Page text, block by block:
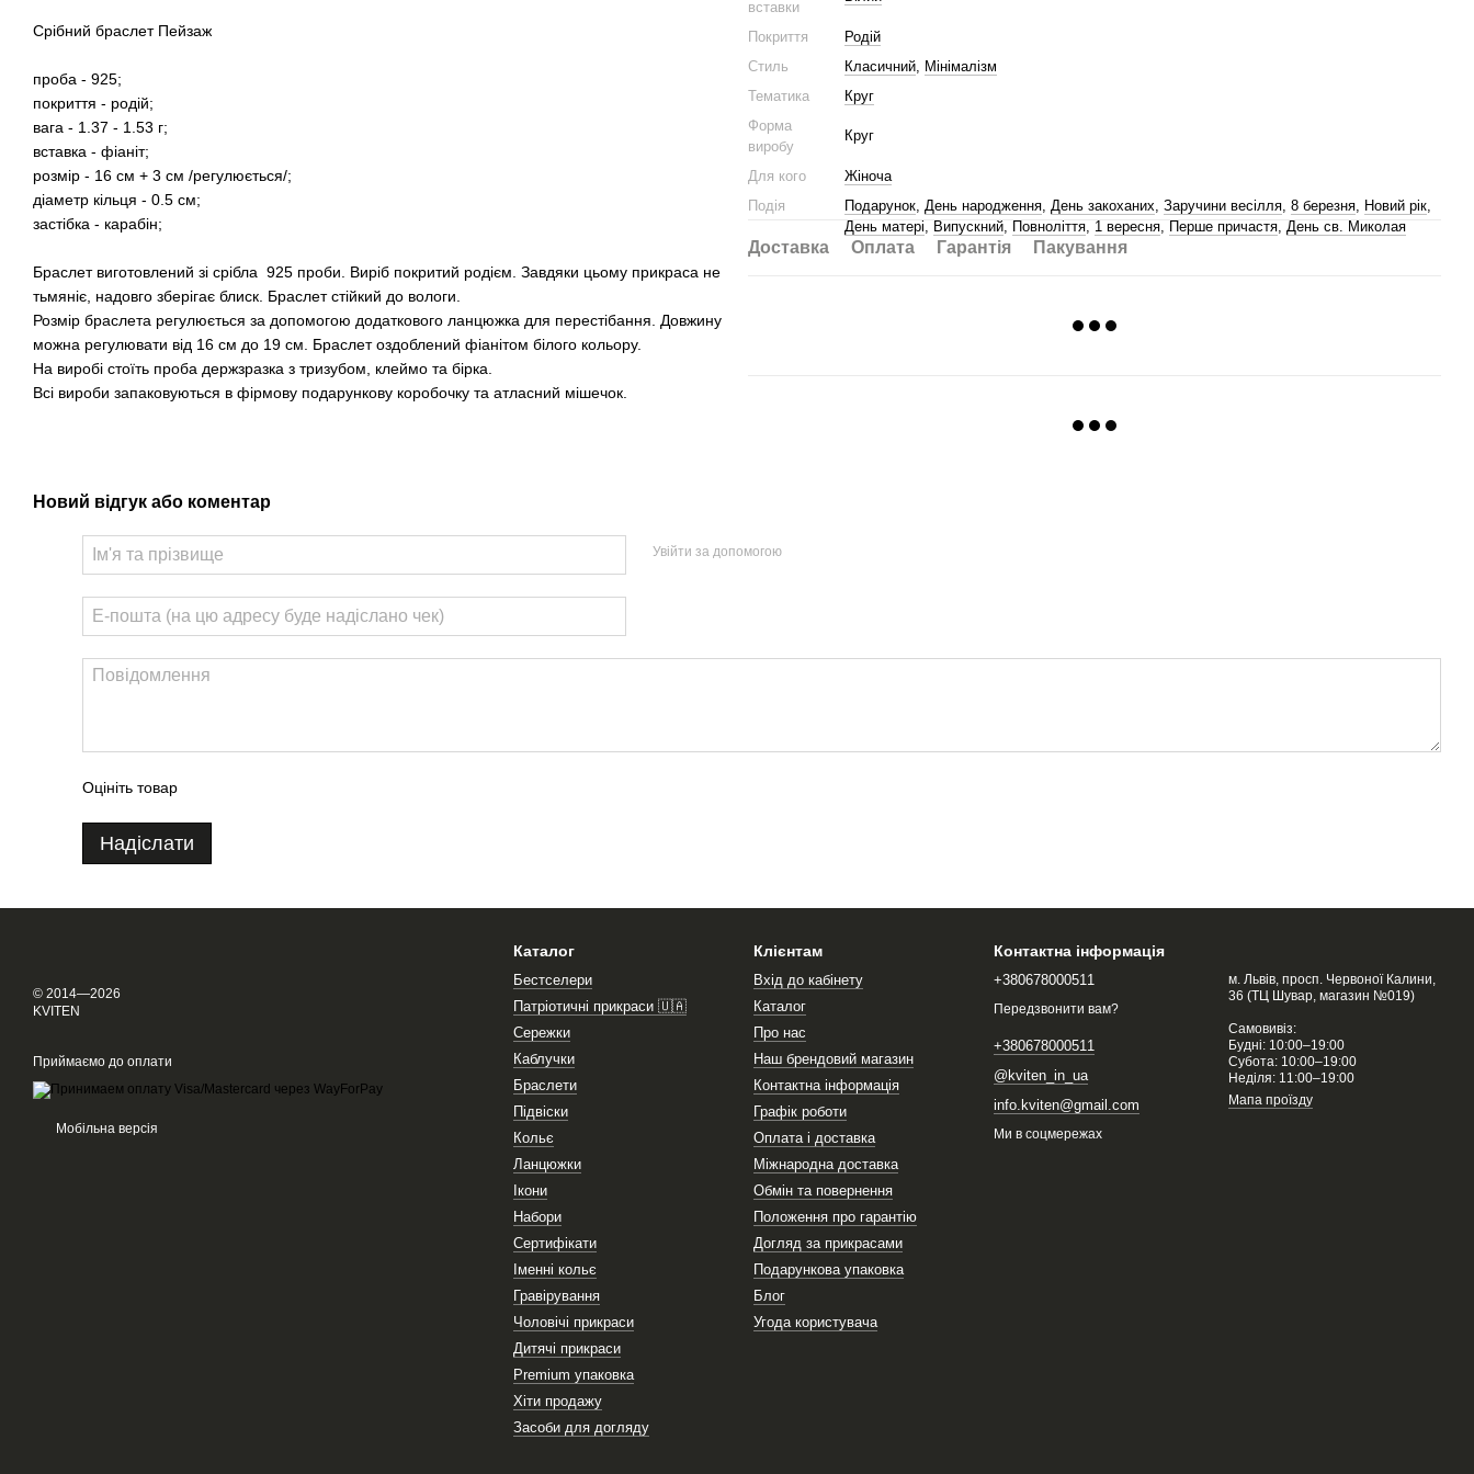
Срібний браслет Пейзаж
проба - 925;
покриття - родій;
вага - 1.37 - 1.53 г;
вставка - фіаніт;
розмір - 16 см + 3 см /регулюється/;
діаметр кільця - 0.5 см;
застібка - карабін;
Браслет виготовлений зі срібла 925 проби. Виріб покритий родієм. Завдяки цьому прикраса не
тьмяніє, надовго зберігає блиск. Браслет стійкий до вологи.
Розмір браслета регулюється за допомогою додаткового ланцюжка для перестібання. Довжину
можна регулювати від 16 см до 19 см. Браслет оздоблений фіанітом білого кольору.
На виробі стоїть проба держзразка з тризубом, клеймо та бірка.
Всі вироби запаковуються в фірмову подарункову коробочку та атласний мішечок.
вставки
Покриття
Родій
Стиль
Класичний, Мінімалізм
Тематика
Круг
Форма
виробу
Круг
Для кого
Жіноча
Подія
Подарунок, День народження, День закоханих, Заручини весілля, 8 березня, Новий рік,
День матері, Випускний, Повноліття, 1 вересня, Перше причастя, День св. Миколая
Доставка Оплата Гарантія Пакування
Новий відгук або коментар
Увійти за допомогою
Оцініть товар
Надіслати
© 2014—2026
KVITEN
Приймаємо до оплати
Мобільна версія
Каталог
Бестселери
Патріотичні прикраси 🇺🇦
Сережки
Каблучки
Браслети
Підвіски
Кольє
Ланцюжки
Ікони
Набори
Сертифікати
Іменні кольє
Гравірування
Чоловічі прикраси
Дитячі прикраси
Premium упаковка
Хіти продажу
Засоби для догляду
Клієнтам
Вхід до кабінету
Каталог
Про нас
Наш брендовий магазин
Контактна інформація
Графік роботи
Оплата і доставка
Міжнародна доставка
Обмін та повернення
Положення про гарантію
Догляд за прикрасами
Подарункова упаковка
Блог
Угода користувача
Контактна інформація
+380678000511
Передзвонити вам?
+380678000511
@kviten_in_ua
info.kviten@gmail.com
м. Львів, просп. Червоної Калини,
36 (ТЦ Шувар, магазин №019)
Самовивіз:
Будні: 10:00–19:00
Субота: 10:00–19:00
Неділя: 11:00–19:00
Мапа проїзду
Ми в соцмережах